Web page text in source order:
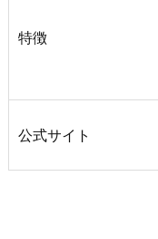
特徴
公式サイト